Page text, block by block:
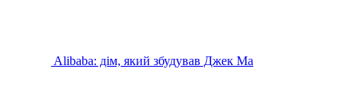
Alibaba: дім, який збудував Джек Ма